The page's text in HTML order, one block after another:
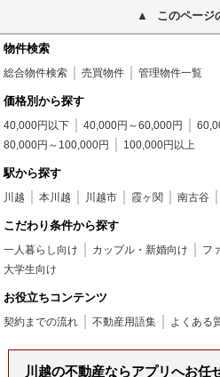
このページ
物件検索
総合物件検索 売買物件 管理物件一覧
価格別から探す
40,000円以下 40,000円～60,000円
80,000円～100,000円
100,000円以上
駅から探す
川越 本川越 川越市 霞ヶ関 南古谷
こだわり条件から探す
一人暮らし向け カップル・新婚向け フ
大学生向け
お役立ちコンテンツ
契約までの流れ 不動産用語集 よくある
川越の不動産ならアプリへお任